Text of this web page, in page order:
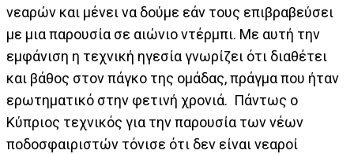
νεαρών και μένει να δούμε εάν τους επιβραβεύσει
με μια παρουσία σε αιώνιο ντέρμπι. Με αυτή την
εμφάνιση η τεχνική ηγεσία γνωρίζει ότι διαθέτει
και βάθος στον πάγκο της ομάδας, πράγμα που ήταν
ερωτηματικό στην φετινή χρονιά. Πάντως ο
Κύπριος τεχνικός για την παρουσία των νέων
ποδοσφαιριστών τόνισε ότι δεν είναι νεαροί